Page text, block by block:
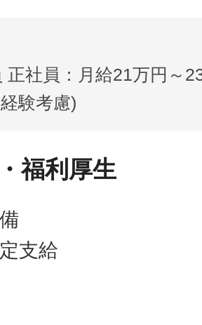
正社員：月給21万円～
験考慮)
福利厚生
支給